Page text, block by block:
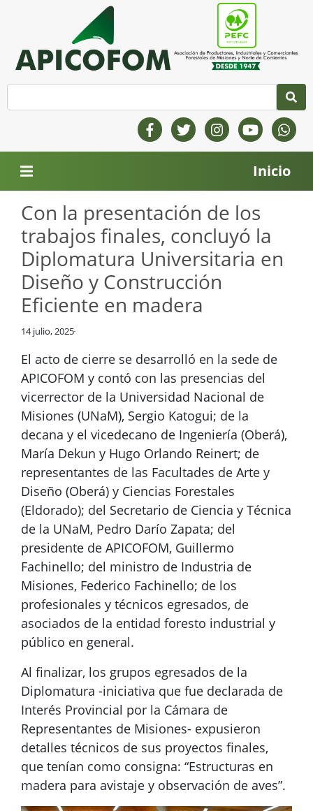
Inicio
Con la presentación de los
trabajos finales, concluyó la
Diplomatura Universitaria en
Diseño y Construcción
Eficiente en madera
14 julio, 2025
El acto de cierre se desarrolló en la sede de
APICOFOM y contó con las presencias del
vicerrector de la Universidad Nacional de
Misiones (UNaM), Sergio Katogui; de la
decana y el vicedecano de Ingeniería (Oberá),
María Dekun y Hugo Orlando Reinert; de
representantes de las Facultades de Arte y
Diseño (Oberá) y Ciencias Forestales
(Eldorado); del Secretario de Ciencia y Técnica
de la UNaM, Pedro Darío Zapata; del
presidente de APICOFOM, Guillermo
Fachinello; del ministro de Industria de
Misiones, Federico Fachinello; de los
profesionales y técnicos egresados, de
asociados de la entidad foresto industrial y
público en general.
Al finalizar, los grupos egresados de la
Diplomatura -iniciativa que fue declarada de
Interés Provincial por la Cámara de
Representantes de Misiones- expusieron
detalles técnicos de sus proyectos finales,
que tenían como consigna: “Estructuras en
madera para avistaje y observación de aves”.